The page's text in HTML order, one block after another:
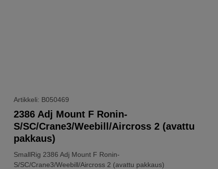
Artikkeli: B050469
SmallRig 2386 Adj Mount F Ronin-
S/SC/Crane3/Weebill/Aircross 2 (avattu pakkaus)
2386 Adj Mount F Ronin-
S/SC/Crane3/Weebill/Aircross 2 (avattu
pakkaus)